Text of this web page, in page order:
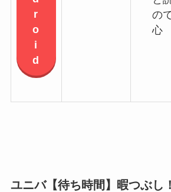
r
o
i
d
の
心
ユニバ【待ち時間】暇つぶし